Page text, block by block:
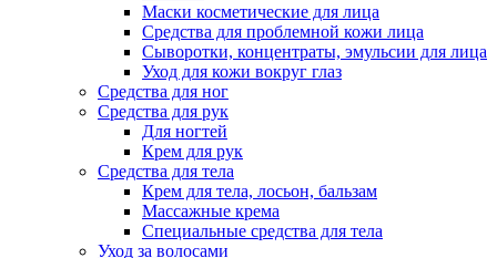
Маски косметические для лица
Средства для проблемной кожи лица
Сыворотки, концентраты, эмульсии для лица
Уход для кожи вокруг глаз
Средства для ног
Средства для рук
Для ногтей
Крем для рук
Средства для тела
Крем для тела, лосьон, бальзам
Массажные крема
Специальные средства для тела
Уход за волосами